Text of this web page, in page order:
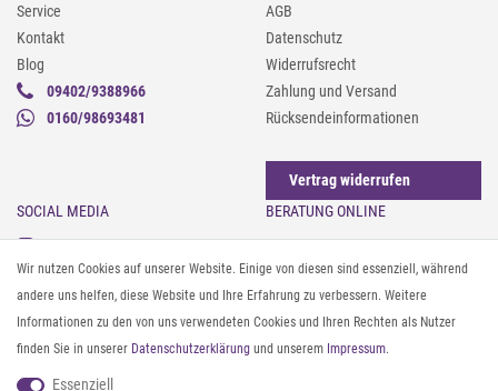
Service
Kontakt
Blog
09402/9388966
0160/98693481
AGB
Datenschutz
Widerrufsrecht
Zahlung und Versand
Rücksendeinformationen
Vertrag widerrufen
SOCIAL MEDIA
Instagram
Facebook
Pinterest
Twitter
Youtube
Threads
BERATUNG ONLINE
Gürtel messen & kürzen
Sonnenbrillen & UV-Schutz
Textilpflege
Textil- und Material-Guide
Geldbörse richtig organisieren
Wir nutzen Cookies auf unserer Website. Einige von diesen sind essenziell, während
andere uns helfen, diese Website und Ihre Erfahrung zu verbessern. Weitere
Informationen zu den von uns verwendeten Cookies und Ihren Rechten als Nutzer
finden Sie in unserer Daten­schutz­erklärung und unserem Impressum.
Essenziell